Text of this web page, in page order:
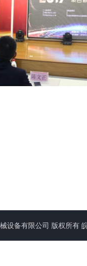
设备有限公司 版权所有